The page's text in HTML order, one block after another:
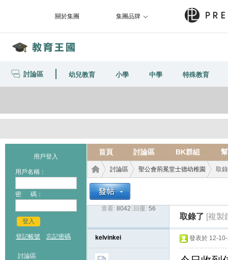
關於集團 集團品牌
討論區 幼兒教育 小學 中學 特殊教育
用戶登入
用戶名稱：
密 碼：
登入
登記帳號 忘記密碼
討論區
首頁 討論區 BK群組
›
討論區
›
聖公會荊冕堂士德幼稚園
›
取
查看: 8042 回覆: 56
取錄了 [複製
kelvinkei 發表於 12-